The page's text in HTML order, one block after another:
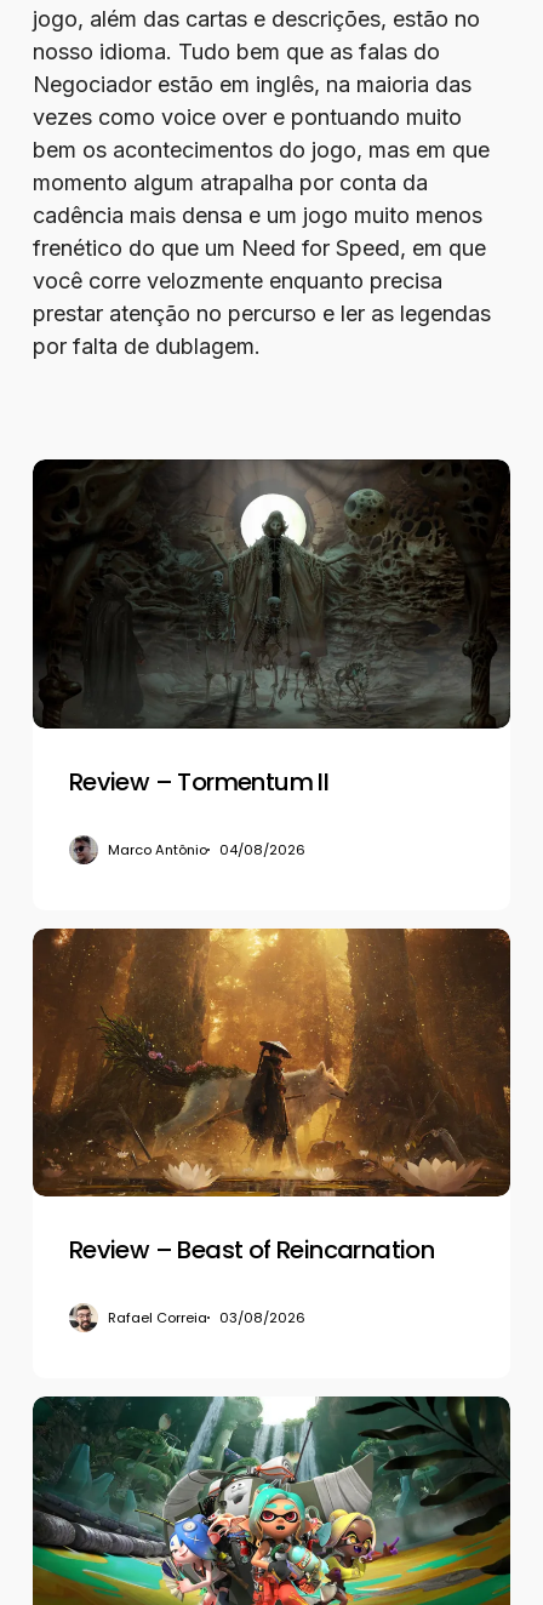
jogo, além das cartas e descrições, estão no
nosso idioma. Tudo bem que as falas do
Negociador estão em inglês, na maioria das
vezes como voice over e pontuando muito
bem os acontecimentos do jogo, mas em que
momento algum atrapalha por conta da
cadência mais densa e um jogo muito menos
frenético do que um Need for Speed, em que
você corre velozmente enquanto precisa
prestar atenção no percurso e ler as legendas
por falta de dublagem.
Review
Tormentum
Review – Tormentum II
Marco Antônio 04/08/2026
Review
–
Beast
Reincarnation
Review – Beast of Reincarnation
Rafael Correia 03/08/2026
Review
–
Splatoon
Raiders